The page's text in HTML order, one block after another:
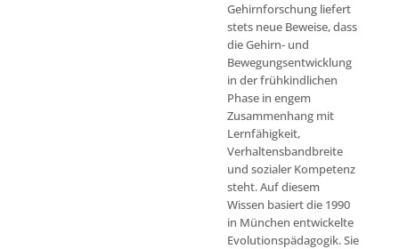
Gehirnforschung liefert
stets neue Beweise, dass
die Gehirn- und
Bewegungsentwicklung
in der frühkindlichen
Phase in engem
Zusammenhang mit
Lernfähigkeit,
Verhaltensbandbreite
und sozialer Kompetenz
steht. Auf diesem
Wissen basiert die 1990
in München entwickelte
Evolutionspädagogik. Sie